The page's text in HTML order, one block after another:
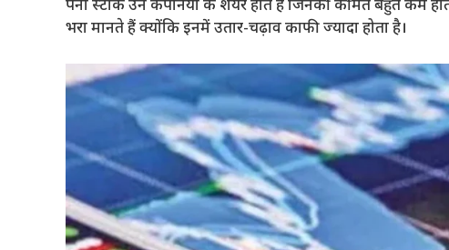
पैनी स्टॉक उन कंपनियों के शेयर होते हैं जिनकी कीमत बहुत कम
भरा मानते हैं क्योंकि इनमें उतार-चढ़ाव काफी ज्यादा होता है।